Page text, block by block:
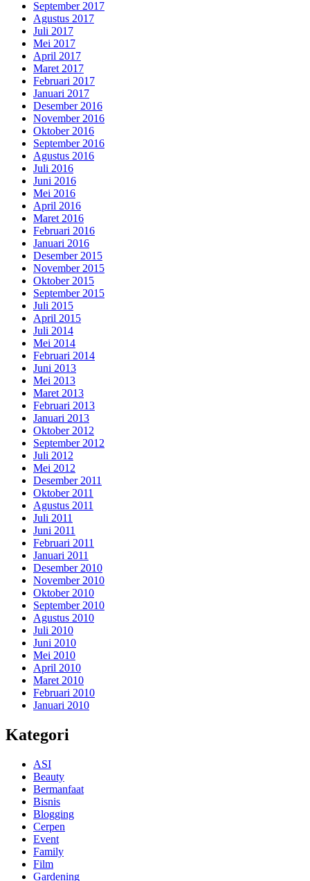
September 2017
Agustus 2017
Juli 2017
Mei 2017
April 2017
Maret 2017
Februari 2017
Januari 2017
Desember 2016
November 2016
Oktober 2016
September 2016
Agustus 2016
Juli 2016
Juni 2016
Mei 2016
April 2016
Maret 2016
Februari 2016
Januari 2016
Desember 2015
November 2015
Oktober 2015
September 2015
Juli 2015
April 2015
Juli 2014
Mei 2014
Februari 2014
Juni 2013
Mei 2013
Maret 2013
Februari 2013
Januari 2013
Oktober 2012
September 2012
Juli 2012
Mei 2012
Desember 2011
Oktober 2011
Agustus 2011
Juli 2011
Juni 2011
Februari 2011
Januari 2011
Desember 2010
November 2010
Oktober 2010
September 2010
Agustus 2010
Juli 2010
Juni 2010
Mei 2010
April 2010
Maret 2010
Februari 2010
Januari 2010
Kategori
ASI
Beauty
Bermanfaat
Bisnis
Blogging
Cerpen
Event
Family
Film
Gardening